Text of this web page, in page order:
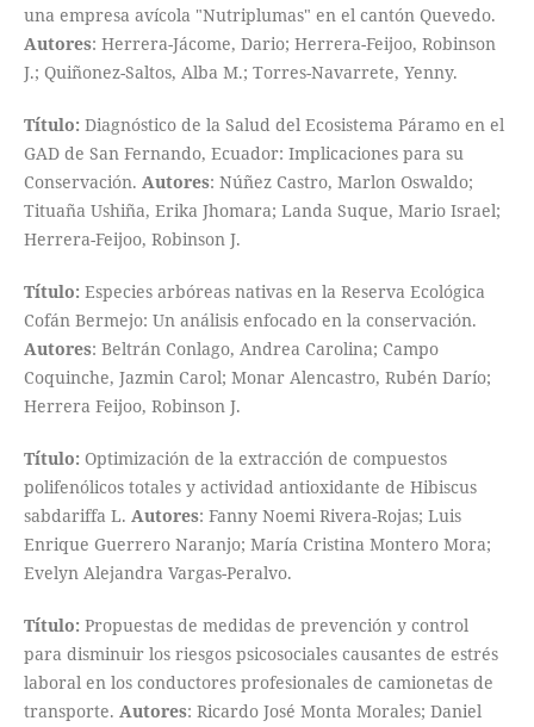
una empresa avícola "Nutriplumas" en el cantón Quevedo.
Autores: Herrera-Jácome, Dario; Herrera-Feijoo, Robinson
J.; Quiñonez-Saltos, Alba M.; Torres-Navarrete, Yenny.
Título: Diagnóstico de la Salud del Ecosistema Páramo en el
GAD de San Fernando, Ecuador: Implicaciones para su
Conservación. Autores: Núñez Castro, Marlon Oswaldo;
Tituaña Ushiña, Erika Jhomara; Landa Suque, Mario Israel;
Herrera-Feijoo, Robinson J.
Título: Especies arbóreas nativas en la Reserva Ecológica
Cofán Bermejo: Un análisis enfocado en la conservación.
Autores: Beltrán Conlago, Andrea Carolina; Campo
Coquinche, Jazmin Carol; Monar Alencastro, Rubén Darío;
Herrera Feijoo, Robinson J.
Título: Optimización de la extracción de compuestos
polifenólicos totales y actividad antioxidante de Hibiscus
sabdariffa L. Autores: Fanny Noemi Rivera-Rojas; Luis
Enrique Guerrero Naranjo; María Cristina Montero Mora;
Evelyn Alejandra Vargas-Peralvo.
Título: Propuestas de medidas de prevención y control
para disminuir los riesgos psicosociales causantes de estrés
laboral en los conductores profesionales de camionetas de
transporte. Autores: Ricardo José Monta Morales; Daniel